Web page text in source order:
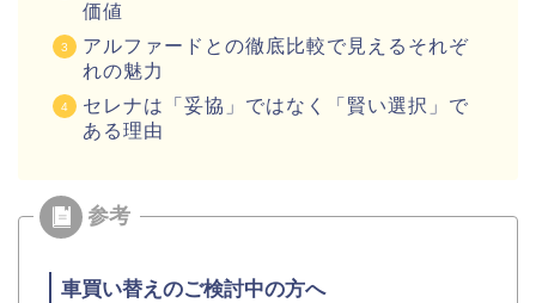
価値
アルファードとの徹底比較で見えるそれぞ
れの魅力
セレナは「妥協」ではなく「賢い選択」で
ある理由
車買い替えのご検討中の方へ